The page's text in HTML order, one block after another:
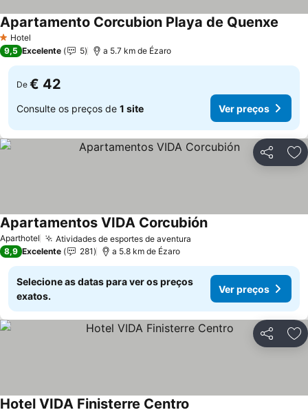
1 Estrelas
Hotel
Apartamento Corcubion Playa de Quenxe
9,5 Excelente 5 a 5.7 km de Ézaro
De € 42
Consulte os preços de 1 site Ver preços
Partilhar
Aparthotel Atividades de esportes de aventura
Apartamentos VIDA Corcubión
8,9 Excelente 281 a 5.8 km de Ézaro
Selecione as datas para ver os preços
exatos.
Ver preços
Partilhar
Hotel VIDA Finisterre Centro